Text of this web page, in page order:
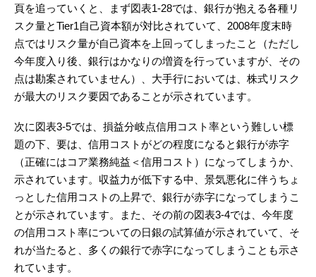
頁を追っていくと、まず図表1-28では、銀行が抱える各種リ
スク量とTier1自己資本額が対比されていて、2008年度末時
点ではリスク量が自己資本を上回ってしまったこと（ただし
今年度入り後、銀行はかなりの増資を行っていますが、その
点は勘案されていません）、大手行においては、株式リスク
が最大のリスク要因であることが示されています。
次に図表3-5では、損益分岐点信用コスト率という難しい標
題の下、要は、信用コストがどの程度になると銀行が赤字
（正確にはコア業務純益＜信用コスト）になってしまうか、
示されています。収益力が低下する中、景気悪化に伴うちょ
っとした信用コストの上昇で、銀行が赤字になってしまうこ
とが示されています。また、その前の図表3-4では、今年度
の信用コスト率についての日銀の試算値が示されていて、そ
れが当たると、多くの銀行で赤字になってしまうことも示さ
れています。